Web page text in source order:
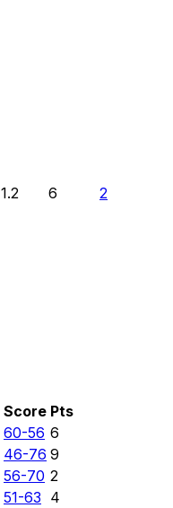
1.2 6 2
Score Pts
60-56 6
46-76 9
56-70 2
51-63 4